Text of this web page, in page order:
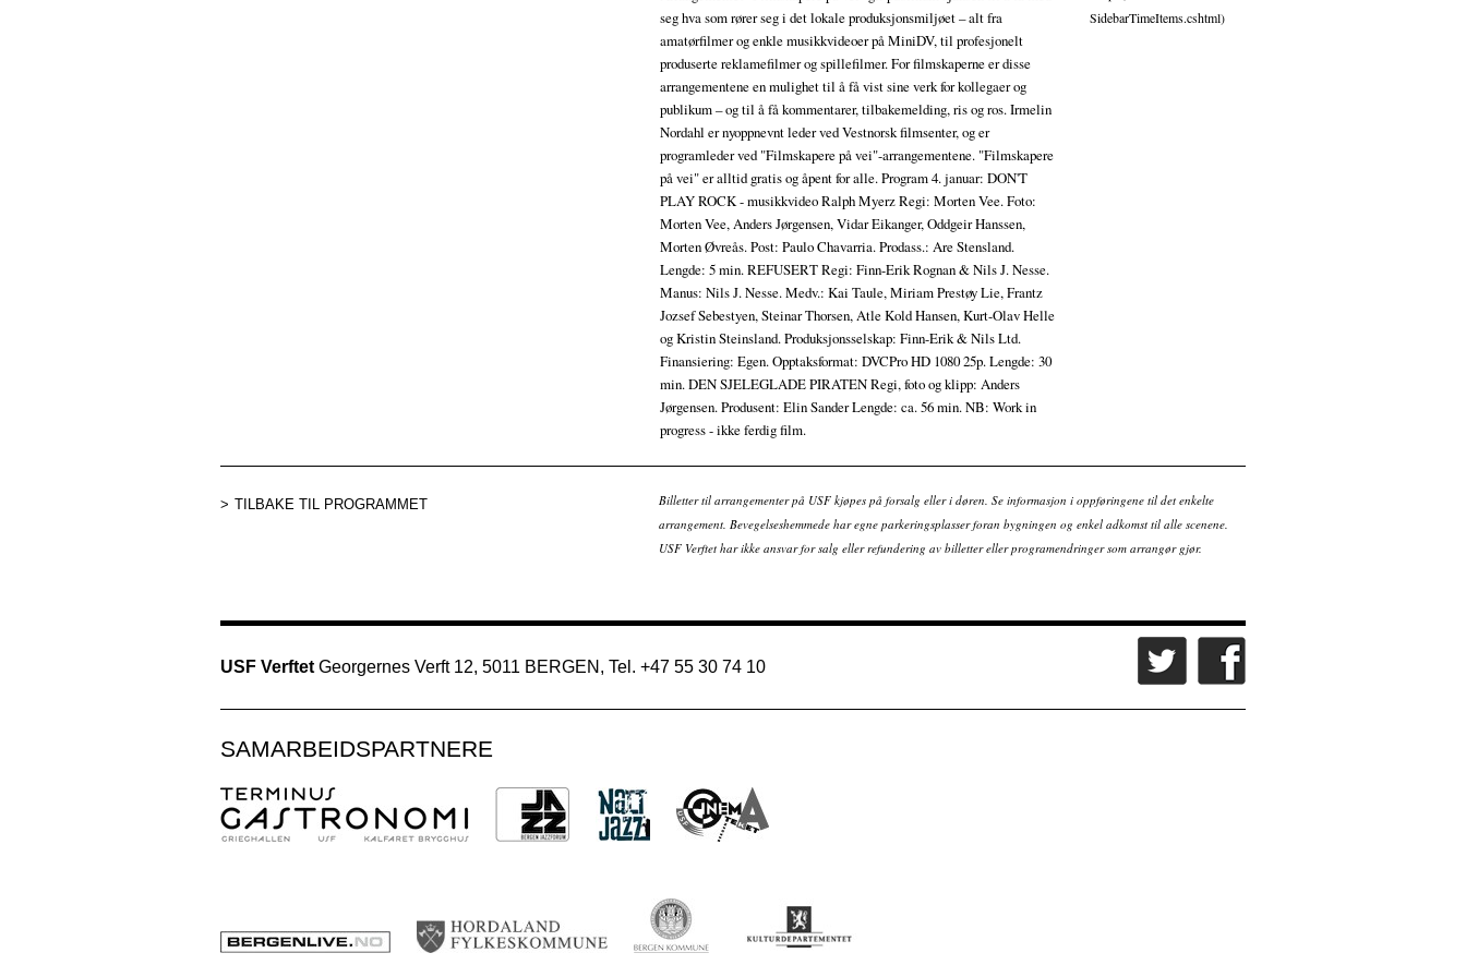
seg hva som rører seg i det lokale produksjonsmiljøet – alt fra
amatørfilmer og enkle musikkvideoer på MiniDV, til profesjonelt
produserte reklamefilmer og spillefilmer. For filmskaperne er disse
arrangementene en mulighet til å få vist sine verk for kollegaer og
publikum – og til å få kommentarer, tilbakemelding, ris og ros. Irmelin
Nordahl er nyoppnevnt leder ved Vestnorsk filmsenter, og er
programleder ved "Filmskapere på vei"-arrangementene. "Filmskapere
på vei" er alltid gratis og åpent for alle. Program 4. januar: DON'T
PLAY ROCK - musikkvideo Ralph Myerz Regi: Morten Vee. Foto:
Morten Vee, Anders Jørgensen, Vidar Eikanger, Oddgeir Hanssen,
Morten Øvreås. Post: Paulo Chavarria. Prodass.: Are Stensland.
Lengde: 5 min. REFUSERT Regi: Finn-Erik Rognan & Nils J. Nesse.
Manus: Nils J. Nesse. Medv.: Kai Taule, Miriam Prestøy Lie, Frantz
Jozsef Sebestyen, Steinar Thorsen, Atle Kold Hansen, Kurt-Olav Helle
og Kristin Steinsland. Produksjonsselskap: Finn-Erik & Nils Ltd.
Finansiering: Egen. Opptaksformat: DVCPro HD 1080 25p. Lengde: 30
min. DEN SJELEGLADE PIRATEN Regi, foto og klipp: Anders
Jørgensen. Produsent: Elin Sander Lengde: ca. 56 min. NB: Work in
progress - ikke ferdig film.
SidebarTimeItems.cshtml)
TILBAKE TIL PROGRAMMET
Billetter til arrangementer på USF kjøpes på forsalg eller i døren. Se informasjon i oppføringene til det enkelte
arrangement. Bevegelseshemmede har egne parkeringsplasser foran bygningen og enkel adkomst til alle scenene.
USF Verftet har ikke ansvar for salg eller refundering av billetter eller programendringer som arrangør gjør.
USF Verftet Georgernes Verft 12, 5011 BERGEN, Tel. +47 55 30 74 10
SAMARBEIDSPARTNERE